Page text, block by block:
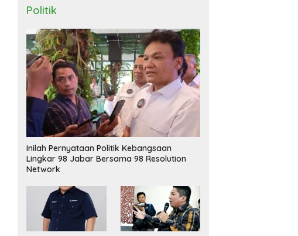
Politik
Inilah Pernyataan Politik Kebangsaan
Lingkar 98 Jabar Bersama 98 Resolution
Network